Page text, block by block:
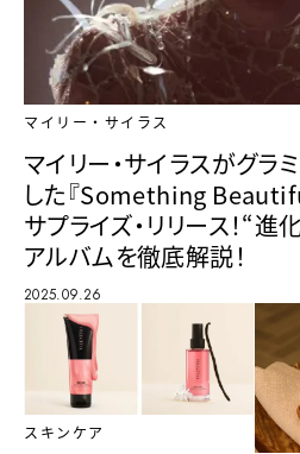
マイリー・サイラス
マイリー・サイラスがグ
した『Something
サプライズ・リリース！“
アルバムを徹底解説！
2025.09.26
スキンケア